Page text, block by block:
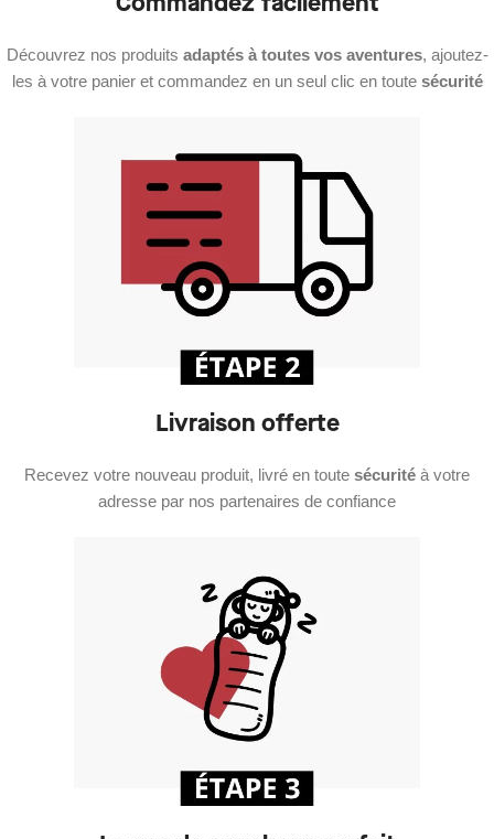
Découvrez nos produits adaptés à toutes vos aventures, ajoutez-
les à votre panier et commandez en un seul clic en toute sécurité
Livraison offerte
Recevez votre nouveau produit, livré en toute sécurité à votre
adresse par nos partenaires de confiance